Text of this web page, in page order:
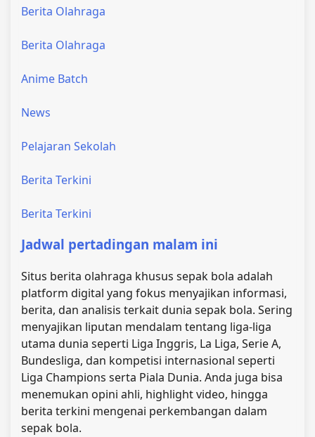
Berita Olahraga
Berita Olahraga
Anime Batch
News
Pelajaran Sekolah
Berita Terkini
Berita Terkini
Jadwal pertadingan malam ini
Situs berita olahraga khusus sepak bola adalah
platform digital yang fokus menyajikan informasi,
berita, dan analisis terkait dunia sepak bola. Sering
menyajikan liputan mendalam tentang liga-liga
utama dunia seperti Liga Inggris, La Liga, Serie A,
Bundesliga, dan kompetisi internasional seperti
Liga Champions serta Piala Dunia. Anda juga bisa
menemukan opini ahli, highlight video, hingga
berita terkini mengenai perkembangan dalam
sepak bola.